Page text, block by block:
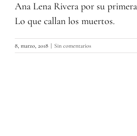
Ana Lena Rivera por su
Lo que callan los muertos.
8, marzo, 2018 Sin comentarios